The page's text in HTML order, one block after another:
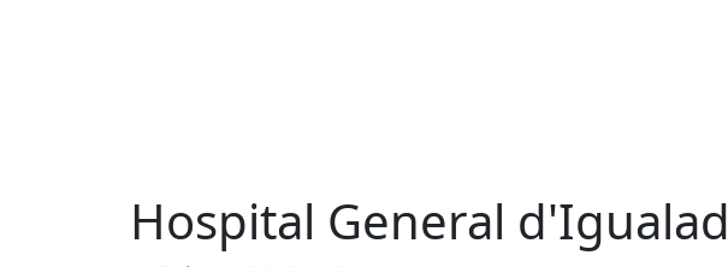
Hospital General